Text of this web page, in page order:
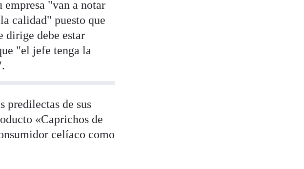
empresa "van a notar
calidad" puesto que
dirige debe estar
"el jefe tenga la
predilectas de sus
«Caprichos de
celíaco como